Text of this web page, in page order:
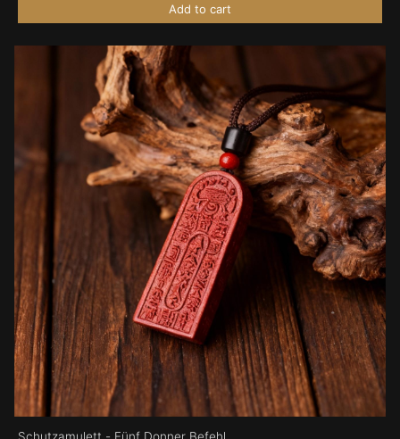
Add to cart